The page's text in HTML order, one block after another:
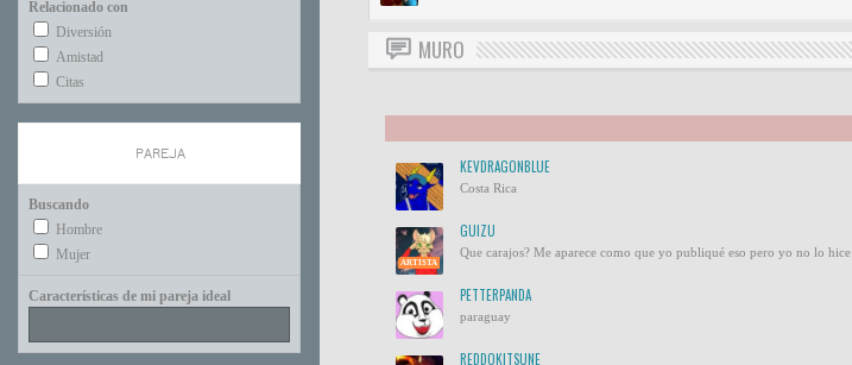
Relacionado con
Diversión
Amistad
Citas
PAREJA
Buscando
Hombre
Mujer
Características de mi pareja ideal
MURO
KEVDRAGONBLUE
Costa Rica
ARTISTA
GUIZU
Que carajos? Me aparece como que yo publiqué eso pero yo no lo hice
PETTERPANDA
paraguay
REDDOKITSUNE